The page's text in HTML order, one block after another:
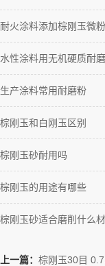
耐火涂料添加棕刚玉微
水性涂料用无机硬质耐
生产涂料常用耐磨粉
棕刚玉和白刚玉区别
棕刚玉砂耐用吗
棕刚玉的用途有哪些
棕刚玉砂适合磨削什么
上一篇： 棕刚玉30目